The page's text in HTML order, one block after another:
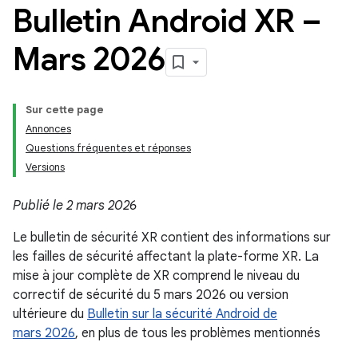
Bulletin Android XR –
Mars 2026
Sur cette page
Annonces
Questions fréquentes et réponses
Versions
Publié le 2 mars 2026
Le bulletin de sécurité XR contient des informations sur
les failles de sécurité affectant la plate-forme XR. La
mise à jour complète de XR comprend le niveau du
correctif de sécurité du 5 mars 2026 ou version
ultérieure du Bulletin sur la sécurité Android de
mars 2026, en plus de tous les problèmes mentionnés